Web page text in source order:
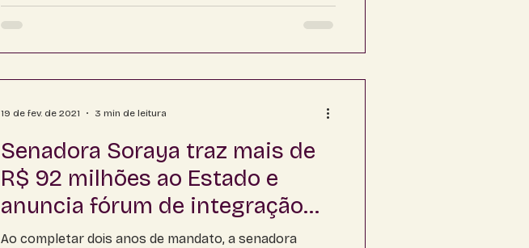
Senadora Soraya traz mais de
R$ 92 milhões ao Estado e
anuncia fórum de integração
MS Certo
Ao completar dois anos de mandato, a senadora
19 de fev. de 2021 3 min de leitura